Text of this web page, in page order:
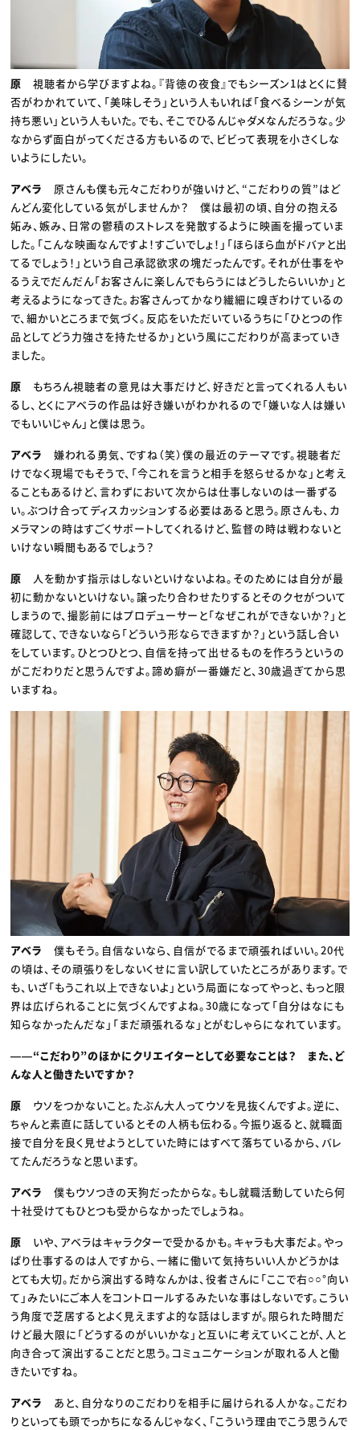
原 視聴者から学びますよね。『背徳の夜食』でもシーズン1はとくに賛
否がわかれていて、「美味しそう」という人もいれば「食べるシーンが気
持ち悪い」という人もいた。でも、そこでひるんじゃダメなんだろうな。少
なからず面白がってくださる方もいるので、ビビって表現を小さくしな
いようにしたい。
アベラ
原さんも僕も元々こだわりが強いけど、“こだわりの質”はど
んどん変化している気がしませんか？ 僕は最初の頃、自分の抱える
妬み、嫉み、日常の鬱積のストレスを発散するように映画を撮っていま
した。「こんな映画なんですよ！すごいでしょ！」「ほらほら血がドバァと出
てるでしょう！」という自己承認欲求の塊だったんです。それが仕事をや
るうえでだんだん「お客さんに楽しんでもらうにはどうしたらいいか」と
考えるようになってきた。お客さんってかなり繊細に嗅ぎわけているの
で、細かいところまで気づく。反応をいただいているうちに「ひとつの作
品としてどう力強さを持たせるか」という風にこだわりが高まっていき
ました。
原 もちろん視聴者の意見は大事だけど、好きだと言ってくれる人もい
るし、とくにアベラの作品は好き嫌いがわかれるので「嫌いな人は嫌い
でもいいじゃん」と僕は思う。
アベラ
嫌われる勇気、ですね（笑）僕の最近のテーマです。視聴者だ
けでなく現場でもそうで、「今これを言うと相手を怒らせるかな」と考え
ることもあるけど、言わずにおいて次からは仕事しないのは一番ずる
い。ぶつけ合ってディスカッションする必要はあると思う。原さんも、カ
メラマンの時はすごくサポートしてくれるけど、監督の時は戦わないと
いけない瞬間もあるでしょう？
原 人を動かす指示はしないといけないよね。そのためには自分が最
初に動かないといけない。譲ったり合わせたりするとそのクセがついて
しまうので、撮影前にはプロデューサーと「なぜこれができないか？」と
確認して、できないなら「どういう形ならできますか？」という話し合い
をしています。ひとつひとつ、自信を持って出せるものを作ろうというの
がこだわりだと思うんですよ。諦め癖が一番嫌だと、30歳過ぎてから思
いますね。
アベラ
僕もそう。自信ないなら、自信がでるまで頑張ればいい。20代
の頃は、その頑張りをしないくせに言い訳していたところがあります。で
も、いざ「もうこれ以上できないよ」という局面になってやっと、もっと限
界は広げられることに気づくんですよね。30歳になって「自分はなにも
知らなかったんだな」「まだ頑張れるな」とがむしゃらになれています。
――“こだわり”のほかにクリエイターとして必要なことは？ また、ど
んな人と働きたいですか？
原 ウソをつかないこと。たぶん大人ってウソを見抜くんですよ。逆に、
ちゃんと素直に話しているとその人柄も伝わる。今振り返ると、就職面
接で自分を良く見せようとしていた時にはすべて落ちているから、バレ
てたんだろうなと思います。
アベラ
僕もウソつきの天狗だったからな。もし就職活動していたら何
十社受けてもひとつも受からなかったでしょうね。
原 いや、アベラはキャラクターで受かるかも。キャラも大事だよ。やっ
ぱり仕事するのは人ですから、一緒に働いて気持ちいい人かどうかは
とても大切。だから演出する時なんかは、役者さんに「ここで右○○°向い
て」みたいにご本人をコントロールするみたいな事はしないです。こうい
う角度で芝居するとよく見えますよ的な話はしますが。限られた時間だ
けど最大限に「どうするのがいいかな」と互いに考えていくことが、人と
向き合って演出することだと思う。コミュニケーションが取れる人と働
きたいですね。
アベラ
あと、自分なりのこだわりを相手に届けられる人かな。こだわ
りといっても頭でっかちになるんじゃなく、「こういう理由でこう思うんで